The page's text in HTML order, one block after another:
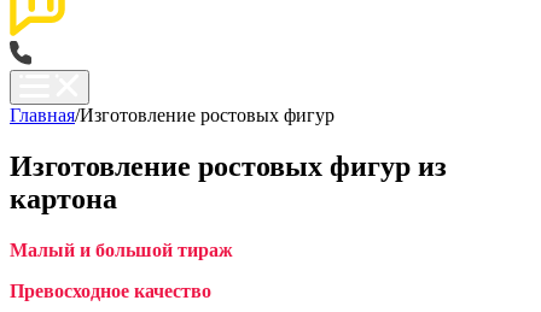
Главная/Изготовление ростовых фигур
Изготовление ростовых фигур из
картона
Малый и большой тираж
Превосходное качество